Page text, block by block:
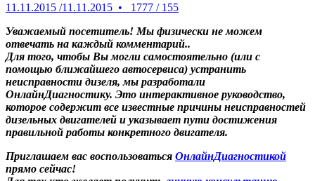
11.11.2015 /11.11.2015 • 1777 / 155
Уважаемый посетитель! Мы физически не можем
отвечать на каждый комментарий..
Для того, чтобы Вы могли самостоятельно (или с
помощью ближайшего автосервиса) устранить
неисправности дизеля, мы разработали
ОнлайнДиагностику. Это интерактивное руководство,
которое содержит все известные причины неисправностей
дизельных двигателей и указывает пути достижения
правильной работы конкретного двигателя.
Приглашаем вас воспользоваться ОнлайнДиагностикой
прямо сейчас!